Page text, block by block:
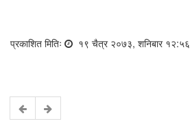
प्रकाशित मितिः १९ चैत्र २०७३, शनिबार १२:५६